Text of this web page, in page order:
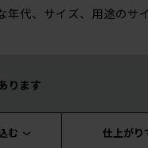
代、サイズ、用途のサ
ります
む 仕上がり